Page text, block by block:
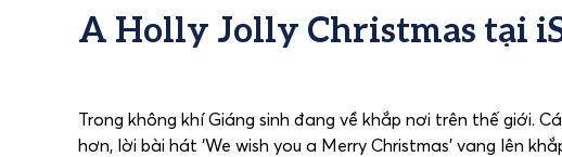
A Holly Jolly Christmas tại
Trong không khí Giáng sinh đang về khắp nơi trên thế giới.
hơn, lời bài hát ‘We wish you a Merry Christmas’ vang lên